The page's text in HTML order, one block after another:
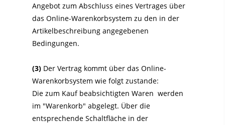
Angebot zum Abschluss eines Vertrages über
das Online-Warenkorbsystem zu den in der
Artikelbeschreibung angegebenen
Bedingungen.
(3) Der Vertrag kommt über das Online-
Warenkorbsystem wie folgt zustande:
Die zum Kauf beabsichtigten Waren werden
im "Warenkorb" abgelegt. Über die
entsprechende Schaltfläche in der